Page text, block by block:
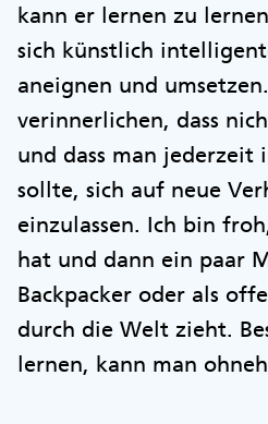
kann er lernen zu
sich künstlich
aneignen und
verinnerlichen, dass
und dass man jederzeit
sollte, sich auf neue
einzulassen. Ich bin
hat und dann ein paar
Backpacker oder als
durch die Welt zieht.
lernen, kann man